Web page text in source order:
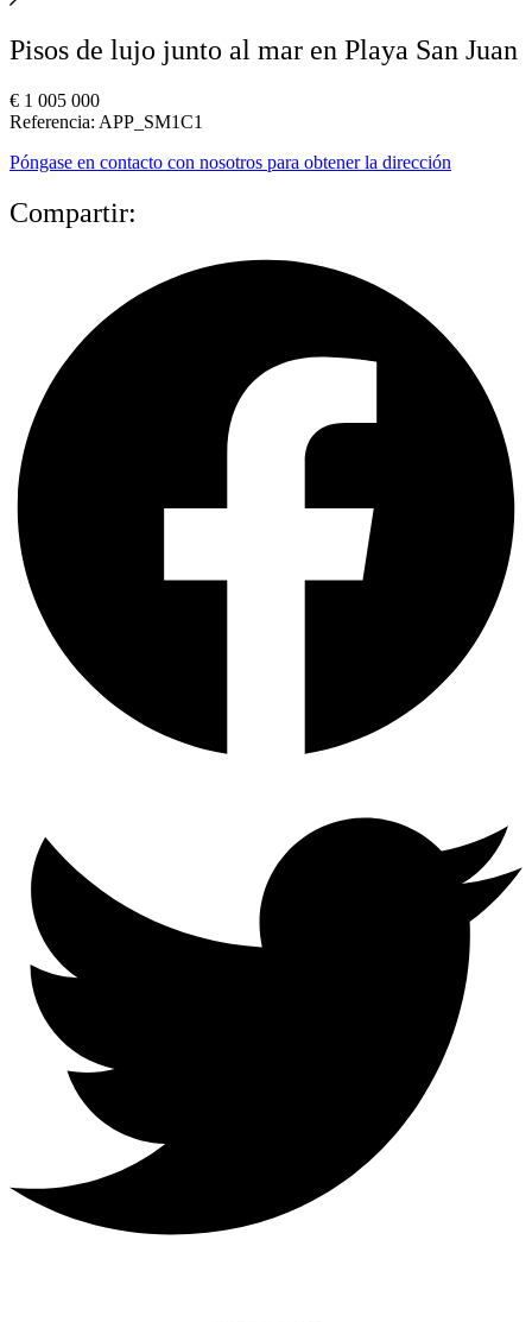
Pisos de lujo junto al mar en Playa San Juan
€ 1 005 000
Referencia: APP_SM1C1
Póngase en contacto con nosotros para obtener la dirección
Compartir: